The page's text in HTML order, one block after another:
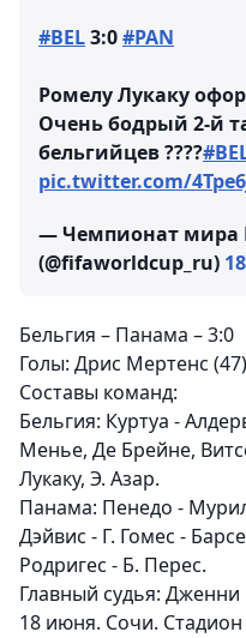
#BEL3:0#PAN
Ромелу Лукаку
Очень бодрый 2-й
бельгийцев ????
pic.twitter.com/
— Чемпионат мира
(@fifaworldcup_ru)
Бельгия – Панама – 3:0
Голы: Дрис Мертенс
Составы команд:
Бельгия: Куртуа -
Менье, Де Брейне,
Лукаку, Э. Азар.
Панама: Пенедо -
Дэйвис - Г. Гомес -
Родригес - Б. Перес.
Главный судья: Дженни
18 июня. Сочи.